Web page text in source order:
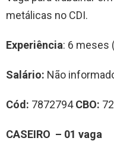
metálicas no CDI.
Experiência: 6 meses
Salário: Não
Cód: 7872794CBO:
CASEIRO – 01 vaga